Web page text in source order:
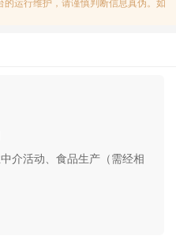
运行维护，请谨慎判断信息真伪。如
介活动、食品生产（需经相